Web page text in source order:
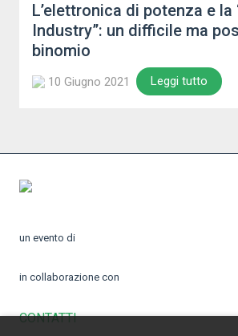
L’elettronica di potenza e la
Industry”: un difficile ma
binomio
10 Giugno 2021 Leggi tutto
un evento di
in collaborazione con
CONTATTI